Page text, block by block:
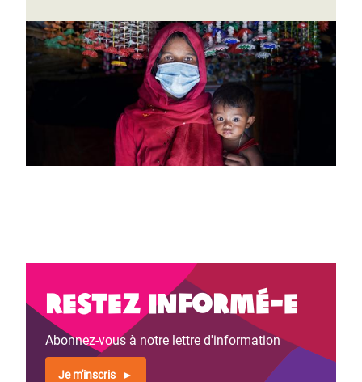
Restez informé-e
Abonnez-vous à notre lettre d'information
Je m'inscris